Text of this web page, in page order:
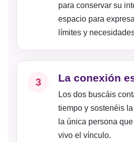
para conservar su
espacio para
límites y
3 La conexión
Los dos buscáis
tiempo y sostenéis
la única persona
vivo el vínculo.